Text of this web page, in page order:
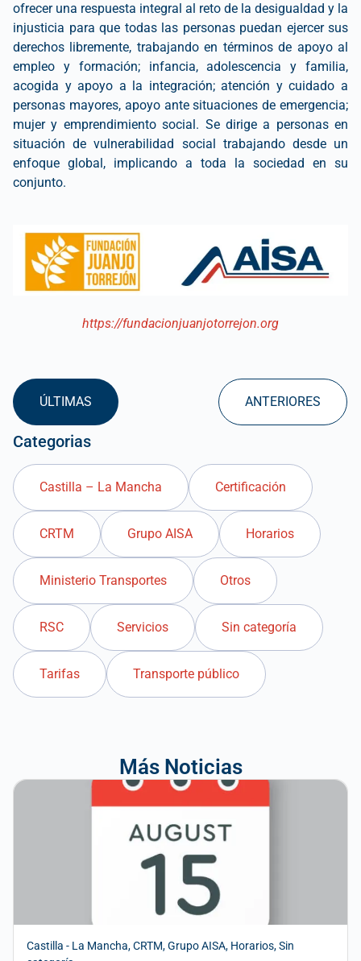
Categorias
Castilla – La Mancha Certificación
CRTM Grupo AISA Horarios
Ministerio Transportes Otros
RSC Servicios Sin categoría
Tarifas Transporte público
ofrecer una respuesta integral al reto de la desigualdad y la
injusticia para que todas las personas puedan ejercer sus
derechos libremente, trabajando en términos de apoyo al
empleo y formación; infancia, adolescencia y familia,
acogida y apoyo a la integración; atención y cuidado a
personas mayores, apoyo ante situaciones de emergencia;
mujer y emprendimiento social. Se dirige a personas en
situación de vulnerabilidad social trabajando desde un
enfoque global, implicando a toda la sociedad en su
conjunto.
https://fundacionjuanjotorrejon.org
ÚLTIMAS ANTERIORES
Más Noticias
Castilla - La Mancha,CRTM,Grupo AISA, Horarios,Sin